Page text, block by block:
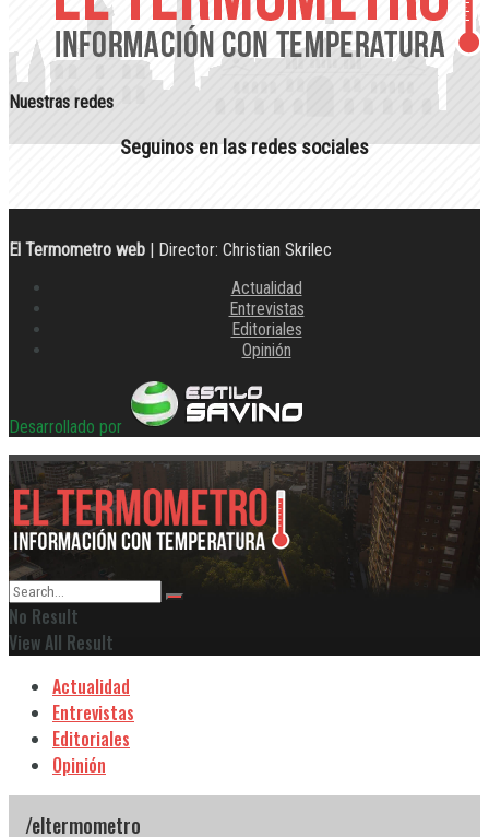
Nuestras redes
Seguinos en las redes sociales
El Termometro web | Director: Christian Skrilec
Actualidad
Entrevistas
Editoriales
Opinión
Desarrollado por
No Result
View All Result
Actualidad
Entrevistas
Editoriales
Opinión